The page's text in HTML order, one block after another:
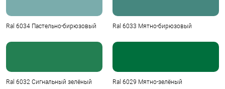
Ral 6034 Пастельно-бирюзовый Ral 6033 Мятно-бирюзовый
Ral 6032 Сигнальный зелёный Ral 6029 Мятно-зелёный